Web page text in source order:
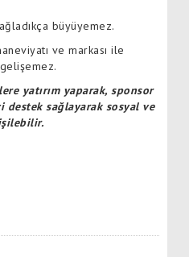
büyüyemez.
ve markası ile
yatırım yaparak, sponsor
destek sağlayarak sosyal ve